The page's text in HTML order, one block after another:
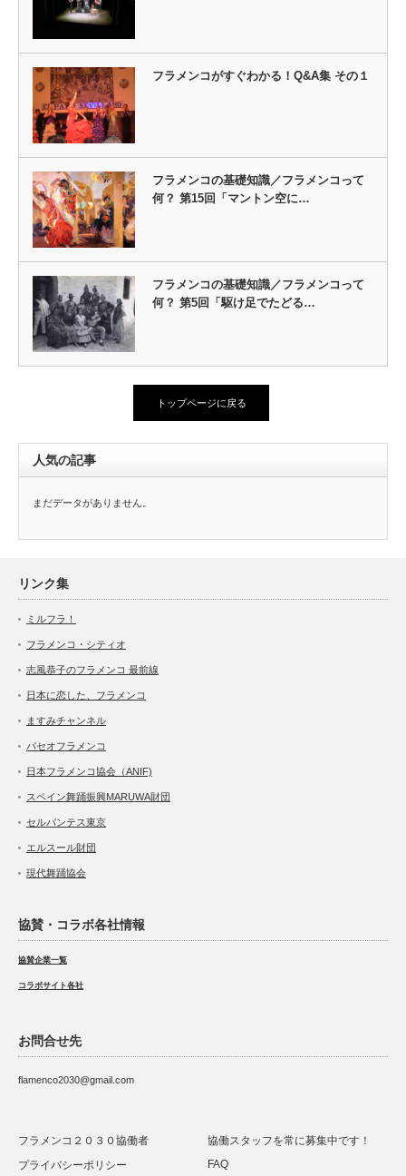
フラメンコがすぐわかる！Q&A集 その１
フラメンコの基礎知識／フラメンコって
何？ 第15回「マントン空に…
フラメンコの基礎知識／フラメンコって
何？ 第5回「駆け足でたどる…
トップページに戻る
人気の記事
まだデータがありません。
リンク集
ミルフラ！
フラメンコ・シティオ
志風恭子のフラメンコ 最前線
日本に恋した、フラメンコ
ますみチャンネル
パセオフラメンコ
日本フラメンコ協会（ANIF)
スペイン舞踊振興MARUWA財団
セルバンテス東京
エルスール財団
現代舞踊協会
協賛・コラボ各社情報
協賛企業一覧
コラボサイト各社
お問合せ先
flamenco2030@gmail.com
フラメンコ２０３０協働者
協働スタッフを常に募集中です！
プライバシーポリシー
FAQ